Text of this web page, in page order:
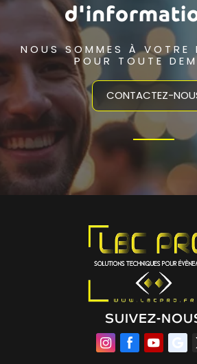
NOUS SOMMES À
POUR TOUTE
CONTACTEZ-
SUIVEZ-